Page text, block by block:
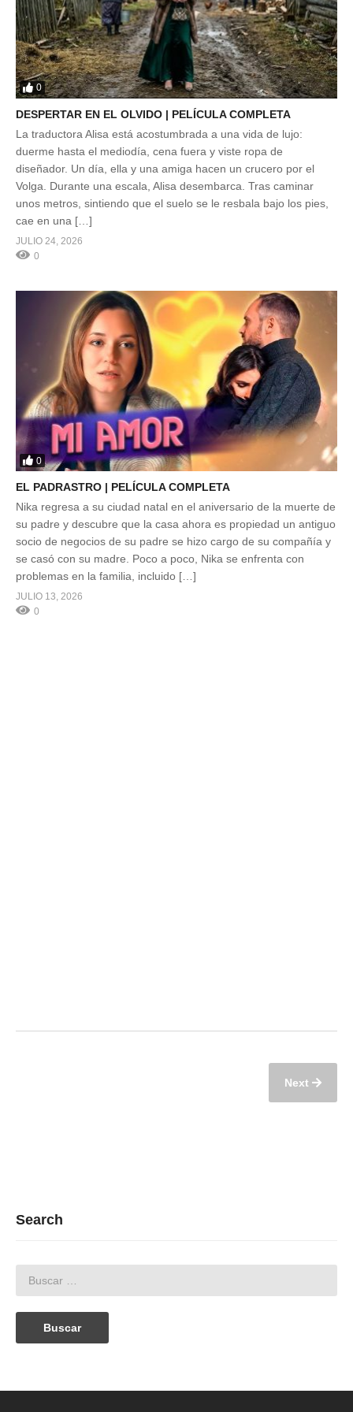
0
DESPERTAR EN EL OLVIDO | PELÍCULA COMPLETA
La traductora Alisa está acostumbrada a una vida de lujo:
duerme hasta el mediodía, cena fuera y viste ropa de
diseñador. Un día, ella y una amiga hacen un crucero por el
Volga. Durante una escala, Alisa desembarca. Tras caminar
unos metros, sintiendo que el suelo se le resbala bajo los pies,
cae en una […]
JULIO 24, 2026
0
0
EL PADRASTRO | PELÍCULA COMPLETA
Nika regresa a su ciudad natal en el aniversario de la muerte de
su padre y descubre que la casa ahora es propiedad un antiguo
socio de negocios de su padre se hizo cargo de su compañía y
se casó con su madre. Poco a poco, Nika se enfrenta con
problemas en la familia, incluido […]
JULIO 13, 2026
0
Next
Search